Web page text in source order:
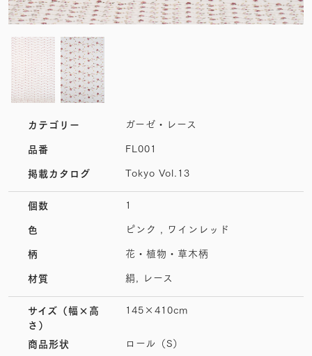
カテゴリー ガーゼ・レース
品番 FL001
掲載カタログ Tokyo Vol.13
個数 1
色 ピンク , ワインレッド
柄 花・植物・草木柄
材質 絹, レース
サイズ （幅×高
さ）
145×410cm
商品形状 ロール（S）